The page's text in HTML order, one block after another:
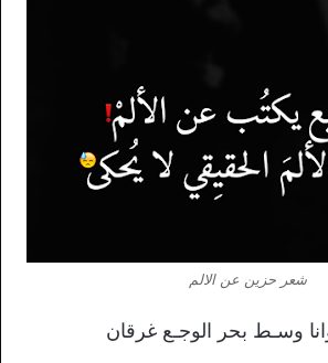
شعر حزين عن الالم
وسـط بحر الوجـع غرقان